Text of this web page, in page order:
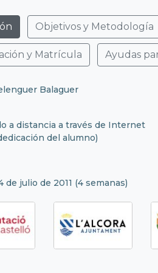
Objetivos y Metodología
y Matrícula Ayudas
Balaguer
a distancia a través de Internet
del alumno)
de julio de 2011 (4 semanas)